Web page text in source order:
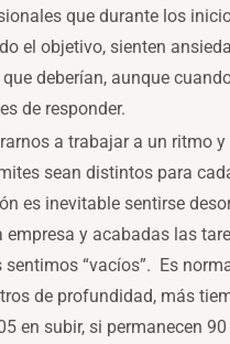
que durante los
el objetivo, sienten
deberían, aunque
de responder.
a trabajar a un ritmo
sean distintos para
es inevitable sentirse
y acabadas las
sentimos “vacíos”. Es
de profundidad, más
en subir, si permanecen